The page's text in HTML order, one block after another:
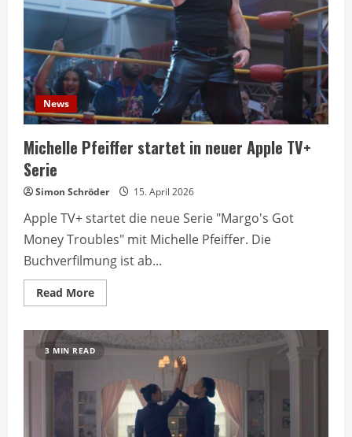
News
Michelle Pfeiffer startet in neuer Apple TV+
Serie
Simon Schröder 15. April 2026
Apple TV+ startet die neue Serie "Margo's Got
Money Troubles" mit Michelle Pfeiffer. Die
Buchverfilmung ist ab...
Read MoreRead
more
Pfeiffer
startet
in
Apple
TV+
Serie
3 MIN READ